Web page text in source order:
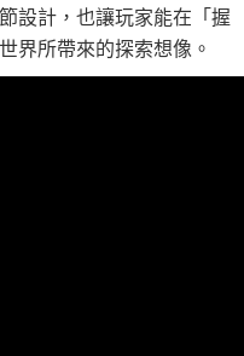
設計，也讓玩家能在「握
界所帶來的探索想像。